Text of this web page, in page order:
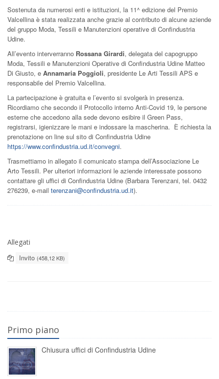
Sostenuta da numerosi enti e istituzioni, la 11^ edizione del Premio
Valcellina è stata realizzata anche grazie al contributo di alcune aziende
del gruppo Moda, Tessili e Manutenzioni operative di Confindustria
Udine.
All’evento interverranno Rossana Girardi, delegata del capogruppo
Moda, Tessili e Manutenzioni Operative di Confindustria Udine Matteo
Di Giusto, e Annamaria Poggioli, presidente Le Arti Tessili APS e
responsabile del Premio Valcellina.
La partecipazione è gratuita e l’evento si svolgerà in presenza.
Ricordiamo che secondo il Protocollo interno Anti-Covid 19, le persone
esterne che accedono alla sede devono esibire il Green Pass,
registrarsi, igienizzare le mani e indossare la mascherina. È richiesta la
prenotazione on line sul sito di Confindustria Udine
https://www.confindustria.ud.it/convegni.
Trasmettiamo in allegato il comunicato stampa dell’Associazione Le
Arto Tessili. Per ulteriori informazioni le aziende interessate possono
contattare gli uffici di Confindustria Udine (Barbara Terenzani, tel. 0432
276239, e-mail terenzani@confindustria.ud.it).
Allegati
Invito (458,12 KB)
Primo piano
Chiusura uffici di Confindustria Udine